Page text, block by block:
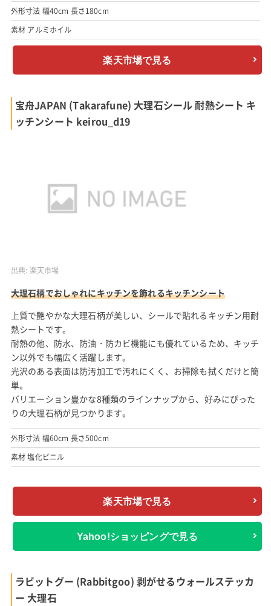
外形寸法 幅40cm 長さ180cm
素材 アルミホイル
楽天市場で見る
宝舟JAPAN (Takarafune) 大理石シール 耐熱シート キ
ッチンシート keirou_d19
出典: 楽天市場
大理石柄でおしゃれにキッチンを飾れるキッチンシート
上質で艶やかな大理石柄が美しい、シールで貼れるキッチン用耐
熱シートです。
耐熱の他、防水、防油・防カビ機能にも優れているため、キッチ
ン以外でも幅広く活躍します。
光沢のある表面は防汚加工で汚れにくく、お掃除も拭くだけと簡
単。
バリエーション豊かな8種類のラインナップから、好みにぴった
りの大理石柄が見つかります。
外形寸法 幅60cm 長さ500cm
素材 塩化ビニル
楽天市場で見る
Yahoo!ショッピングで見る
ラビットグー (Rabbitgoo) 剥がせるウォールステッカ
ー 大理石